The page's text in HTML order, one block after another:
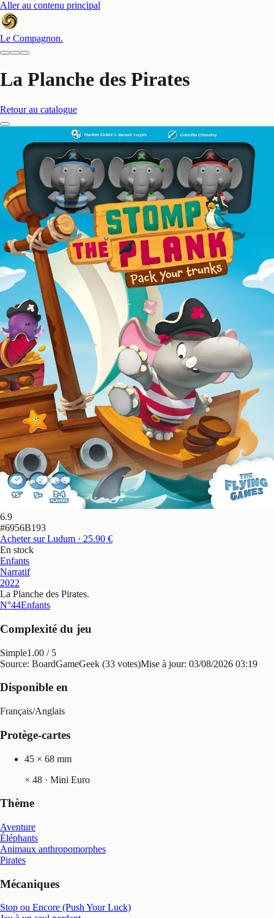
Aller au contenu principal
Le Compagnon.
La Planche des Pirates
Retour au catalogue
6.9
#6956B193
Acheter sur Ludum · 25.90 €
En stock
Enfants
Narratif
2022
La Planche des Pirates.
N°44Enfants
Complexité du jeu
Simple1.00 / 5
Source: BoardGameGeek (33 votes)Mise à jour: 03/08/2026 03:19
Disponible en
Français/Anglais
Protège-cartes
45 × 68 mm
× 48 · Mini Euro
Thème
Aventure
Éléphants
Animaux anthropomorphes
Pirates
Mécaniques
Stop ou Encore (Push Your Luck)